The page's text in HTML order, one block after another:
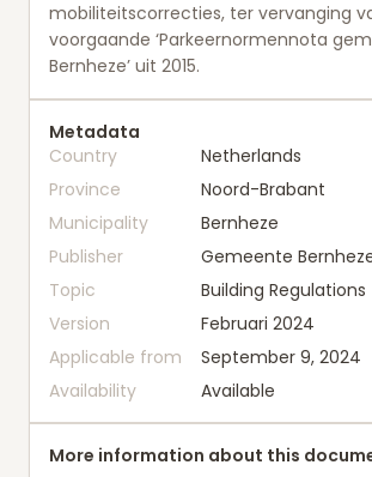
mobiliteitscorrecties, ter vervanging
voorgaande ‘Parkeernormennota
Bernheze’ uit 2015.
Metadata
Country
Netherlands
Province
Noord-Brabant
Municipality
Bernheze
Publisher
Gemeente
Topic
Building Regulations
Version
Februari 2024
Applicable from
September 9, 2024
Availability
Available
More information about this